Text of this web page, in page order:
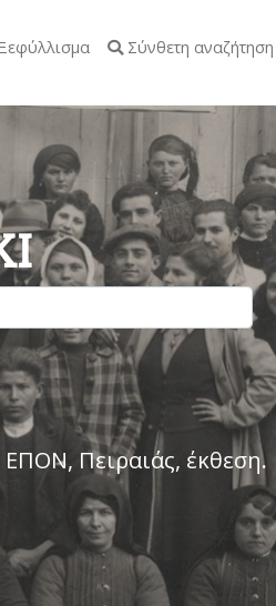
Σύνθετη αναζήτηση
ΕΠΟΝ, Πειραιάς, έκθεση.